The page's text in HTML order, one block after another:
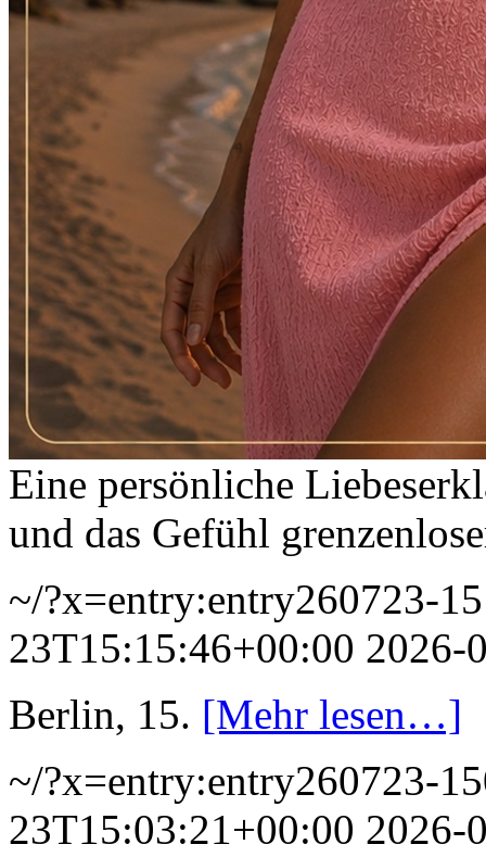
Eine persönliche
und das Gefühl
~/?x=entry:entry260723-
23T15:15:46+00:00 2026-
Berlin, 15. [Mehr lesen…]
~/?x=entry:entry260723-
23T15:03:21+00:00 2026-